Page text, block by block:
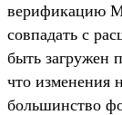
верификацию
совпадать с
быть загружен
что изменения
большинство